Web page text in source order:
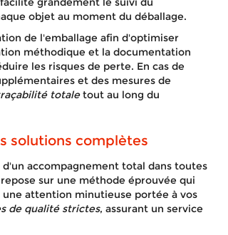
objet au moment du déballage.
de l'emballage afin d'optimiser
méthodique et la documentation
les risques de perte. En cas de
et des mesures de
totaletout au long du
solutions complètes
accompagnement total dans toutes
sur une méthode éprouvée qui
attention minutieuse portée à vos
de qualité strictes, assurant un service